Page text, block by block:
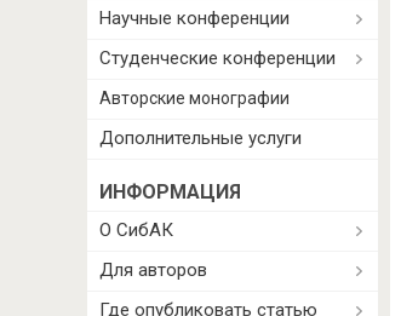
Научные конференции
Студенческие конференции
Авторские монографии
Дополнительные услуги
ИНФОРМАЦИЯ
О СибАК
Для авторов
Где опубликовать статью